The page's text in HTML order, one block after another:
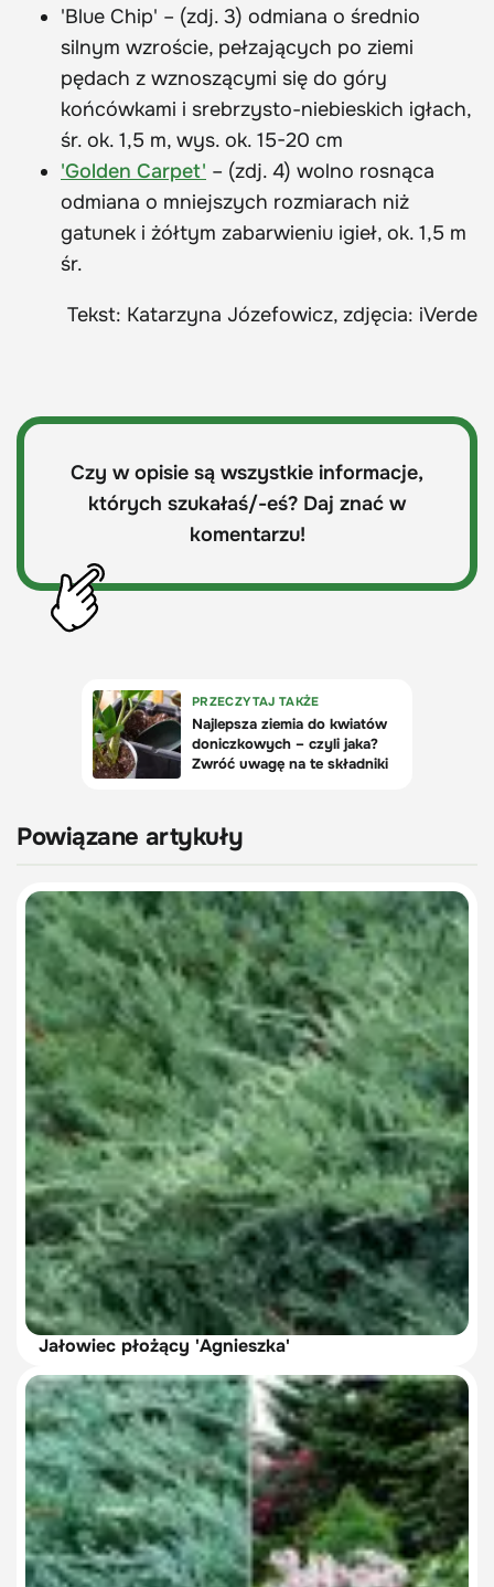
'Blue Chip' – (zdj. 3) odmiana o średnio
silnym wzroście, pełzających po ziemi
pędach z wznoszącymi się do góry
końcówkami i srebrzysto-niebieskich igłach,
śr. ok. 1,5 m, wys. ok. 15-20 cm
'Golden Carpet' – (zdj. 4) wolno rosnąca
odmiana o mniejszych rozmiarach niż
gatunek i żółtym zabarwieniu igieł, ok. 1,5 m
śr.
Tekst: Katarzyna Józefowicz, zdjęcia: iVerde
Czy w opisie są wszystkie informacje,
których szukałaś/-eś? Daj znać w
komentarzu!
Powiązane artykuły
Jałowiec płożący 'Agnieszka'